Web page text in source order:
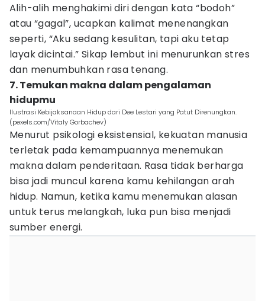
Alih-alih menghakimi diri dengan kata “bodoh”
atau “gagal”, ucapkan kalimat menenangkan
seperti, “Aku sedang kesulitan, tapi aku tetap
layak dicintai.” Sikap lembut ini menurunkan stres
dan menumbuhkan rasa tenang.
7. Temukan makna dalam pengalaman
hidupmu
Ilustrasi Kebijaksanaan Hidup dari Dee Lestari yang Patut Direnungkan.
(pexels.com/Vitaly Gorbachev)
Menurut psikologi eksistensial, kekuatan manusia
terletak pada kemampuannya menemukan
makna dalam penderitaan. Rasa tidak berharga
bisa jadi muncul karena kamu kehilangan arah
hidup. Namun, ketika kamu menemukan alasan
untuk terus melangkah, luka pun bisa menjadi
sumber energi.